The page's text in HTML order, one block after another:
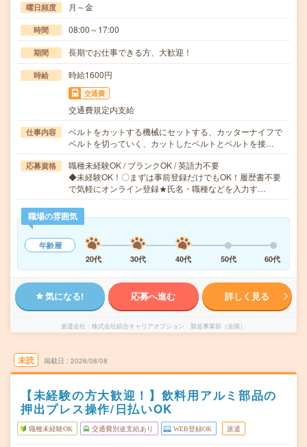
曜日頻度 月～金
時間 08:00～17:00
期間 長期でお仕事できる方、大歓迎！
時給 時給1600円
交通費
交通費規定内支給
仕事内容
ベルトをカットする機械にセットする、カッターナイフで
ベルトを切っていく、カットしたベルトとベルトを接…
応募資格
職種未経験OK / ブランクOK / 英語力不要
◆未経験OK！〇まずは事前登録だけでもOK！履歴書不要
で気軽にオンライン登録★氏名・職種などを入力す…
職場の雰囲気
年齢層
20代
30代 40代 50代 60代
気になる! 応募へ進む 詳しく見る
派遣会社 株式会社綜合キャリアオプション 製造事業部（全国）
未読 掲載日 2026/08/08
【未経験の方大歓迎！】飲料用アルミ部品の
押出プレス操作/日払いOK
職種未経験OK 交通費別途支給あり WEB登録OK 派遣